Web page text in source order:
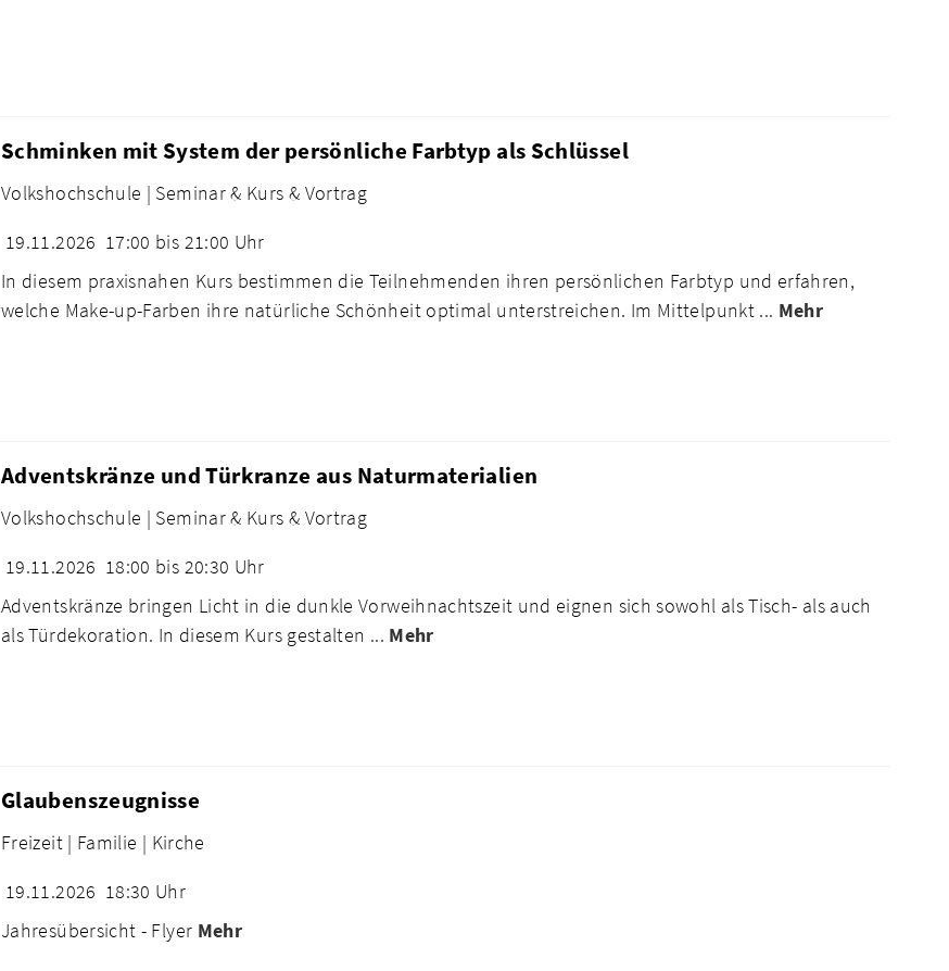
Schminken mit System der persönliche Farbtyp als Schlüssel
Volkshochschule | Seminar & Kurs & Vortrag
19.11.2026 17:00 bis 21:00 Uhr
In diesem praxisnahen Kurs bestimmen die Teilnehmenden ihren persönlichen Farbtyp und erfahren,
welche Make-up-Farben ihre natürliche Schönheit optimal unterstreichen. Im Mittelpunkt ... Mehr
Adventskränze und Türkranze aus Naturmaterialien
Volkshochschule | Seminar & Kurs & Vortrag
19.11.2026 18:00 bis 20:30 Uhr
Adventskränze bringen Licht in die dunkle Vorweihnachtszeit und eignen sich sowohl als Tisch- als auch
als Türdekoration. In diesem Kurs gestalten ... Mehr
Glaubenszeugnisse
Freizeit | Familie | Kirche
19.11.2026 18:30 Uhr
Jahresübersicht - Flyer Mehr